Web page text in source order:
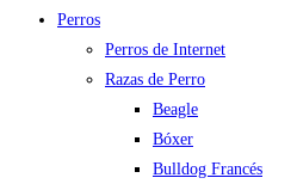
Perros
Perros de Internet
Razas de Perro
Beagle
Bóxer
Bulldog Francés